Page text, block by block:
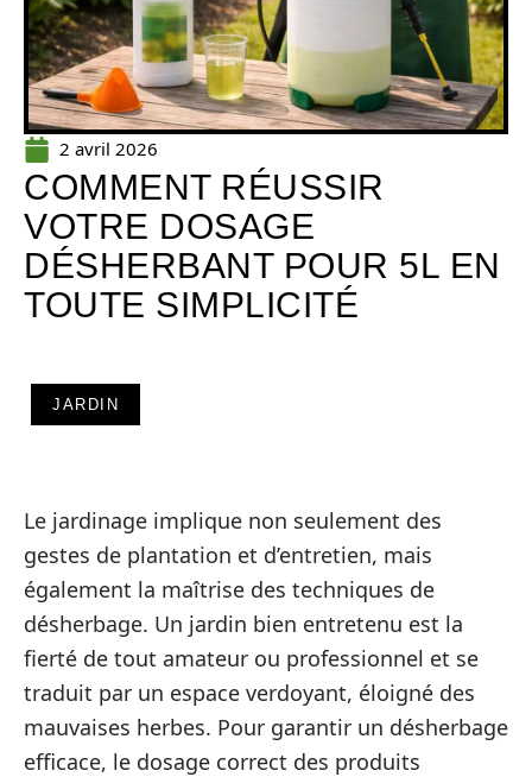
2 avril 2026
COMMENT RÉUSSIR
VOTRE DOSAGE
DÉSHERBANT POUR 5L EN
TOUTE SIMPLICITÉ
JARDIN
Le jardinage implique non seulement des
gestes de plantation et d’entretien, mais
également la maîtrise des techniques de
désherbage. Un jardin bien entretenu est la
fierté de tout amateur ou professionnel et se
traduit par un espace verdoyant, éloigné des
mauvaises herbes. Pour garantir un désherbage
efficace, le dosage correct des produits